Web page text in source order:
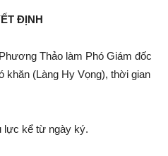
ĐỊNH
Thảo làm Phó Giám đốc
khăn (Làng Hy Vọng), thời gian
lực kể từ ngày ký.